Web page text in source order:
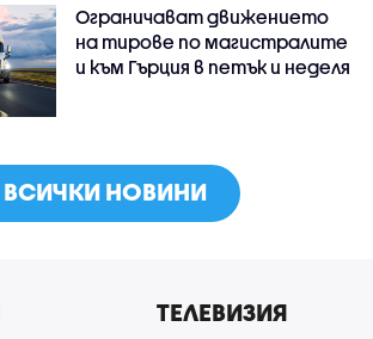
Ограничават движението
на тирове по магистралите
и към Гърция в петък и неделя
ВСИЧКИ НОВИНИ
ТЕЛЕВИЗИЯ